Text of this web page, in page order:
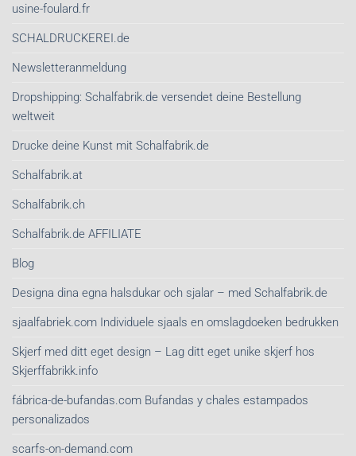
usine-foulard.fr
SCHALDRUCKEREI.de
Newsletteranmeldung
Dropshipping: Schalfabrik.de versendet deine Bestellung
weltweit
Drucke deine Kunst mit Schalfabrik.de
Schalfabrik.at
Schalfabrik.ch
Schalfabrik.de AFFILIATE
Blog
Designa dina egna halsdukar och sjalar – med Schalfabrik.de
sjaalfabriek.com Individuele sjaals en omslagdoeken bedrukken
Skjerf med ditt eget design – Lag ditt eget unike skjerf hos
Skjerffabrikk.info
fábrica-de-bufandas.com Bufandas y chales estampados
personalizados
scarfs-on-demand.com